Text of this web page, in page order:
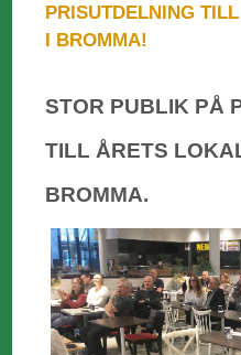
PRISUTDELNING
I BROMMA!
STOR PUBLIK PÅ
TILL ÅRETS
BROMMA.